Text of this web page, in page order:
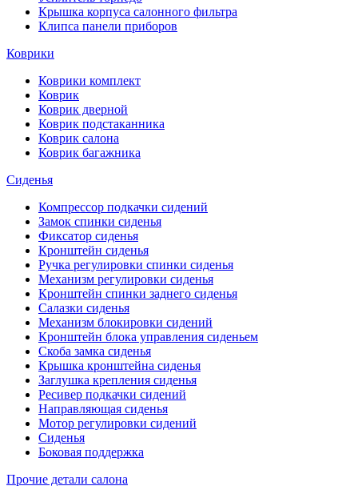
Крышка корпуса салонного фильтра
Клипса панели приборов
Коврики
Коврики комплект
Коврик
Коврик дверной
Коврик подстаканника
Коврик салона
Коврик багажника
Сиденья
Компрессор подкачки сидений
Замок спинки сиденья
Фиксатор сиденья
Кронштейн сиденья
Ручка регулировки спинки сиденья
Механизм регулировки сиденья
Кронштейн спинки заднего сиденья
Салазки сиденья
Механизм блокировки сидений
Кронштейн блока управления сиденьем
Скоба замка сиденья
Крышка кронштейна сиденья
Заглушка крепления сиденья
Ресивер подкачки сидений
Направляющая сиденья
Мотор регулировки сидений
Сиденья
Боковая поддержка
Прочие детали салона